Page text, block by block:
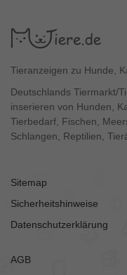
Tieranzeigen zu Hunde,
Deutschlands Tiermarkt/
inserieren von Hunden,
Tierbedarf, Fischen,
Schlangen, Reptilien,
Sitemap
Sicherheitshinweise
Datenschutzerklärung
AGB